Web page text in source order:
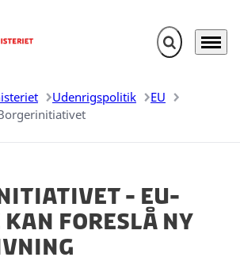
Fold søgefelt
Menu
Udenrigspolitik
EU
- EU-
kan foreslå ny